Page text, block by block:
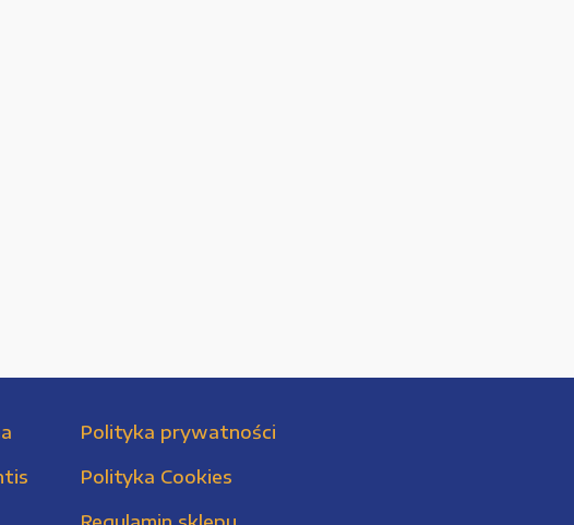
Polityka prywatności
Polityka Cookies